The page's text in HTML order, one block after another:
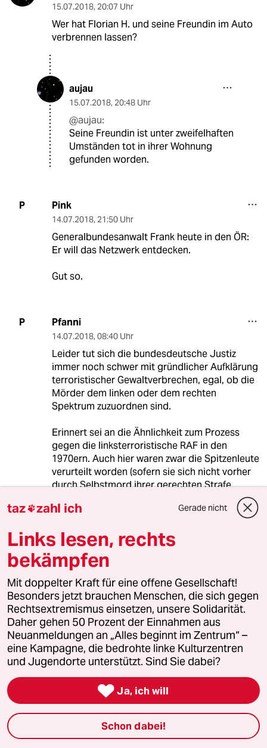
15.07.2018, 20:07 Uhr
Wer hat Florian H. und seine Freundin im Auto
verbrennen lassen?
aujau
15.07.2018, 20:48 Uhr
@aujau:
Seine Freundin ist unter zweifelhaften
Umständen tot in ihrer Wohnung
gefunden worden.
P Pink
14.07.2018, 21:50 Uhr
Generalbundesanwalt Frank heute in den ÖR:
Er will das Netzwerk entdecken.
Gut so.
P Pfanni
14.07.2018, 08:40 Uhr
Leider tut sich die bundesdeutsche Justiz
immer noch schwer mit gründlicher Aufklärung
terroristischer Gewaltverbrechen, egal, ob die
Mörder dem linken oder dem rechten
Spektrum zuzuordnen sind.
Erinnert sei an die Ähnlichkeit zum Prozess
gegen die linksterroristische RAF in den
1970ern. Auch hier waren zwar die Spitzenleute
verurteilt worden (sofern sie sich nicht vorher
durch Selbstmord ihrer gerechten Strafe
entzogen hatten). Weil aber die Hintergründe,
sowie die Rolle der Sympathisanten und
wurden, konnten die verbliebenen Terroristen
bis Anfang der 1990er ihr mörderisches
Handwerk fortsetzen.
Auch jetzt ist zu befürchten, dass, in ähnlicher
Weise, bislang unentdeckt gebliebene
Rechtsterroristen das „Werk“ ihrer
„Kameraden“ vom NSU fortsetzen!
H Hampelstielz
14.07.2018, 15:38 Uhr
@Pfanni:
An die Fahndungsfotoposter auf
Polizeiwachen in der damaligen Zeit
taz zahl ich Gerade nicht
Links lesen, rechts
bekämpfen
Mit doppelter Kraft für eine offene Gesellschaft!
Besonders jetzt brauchen Menschen, die sich gegen
Rechtsextremismus einsetzen, unsere Solidarität.
Daher gehen 50 Prozent der Einnahmen aus
Neuanmeldungen an „Alles beginnt im Zentrum“ –
eine Kampagne, die bedrohte linke Kulturzentren
und Jugendorte unterstützt. Sind Sie dabei?
 Ja, ich will
Schon dabei!